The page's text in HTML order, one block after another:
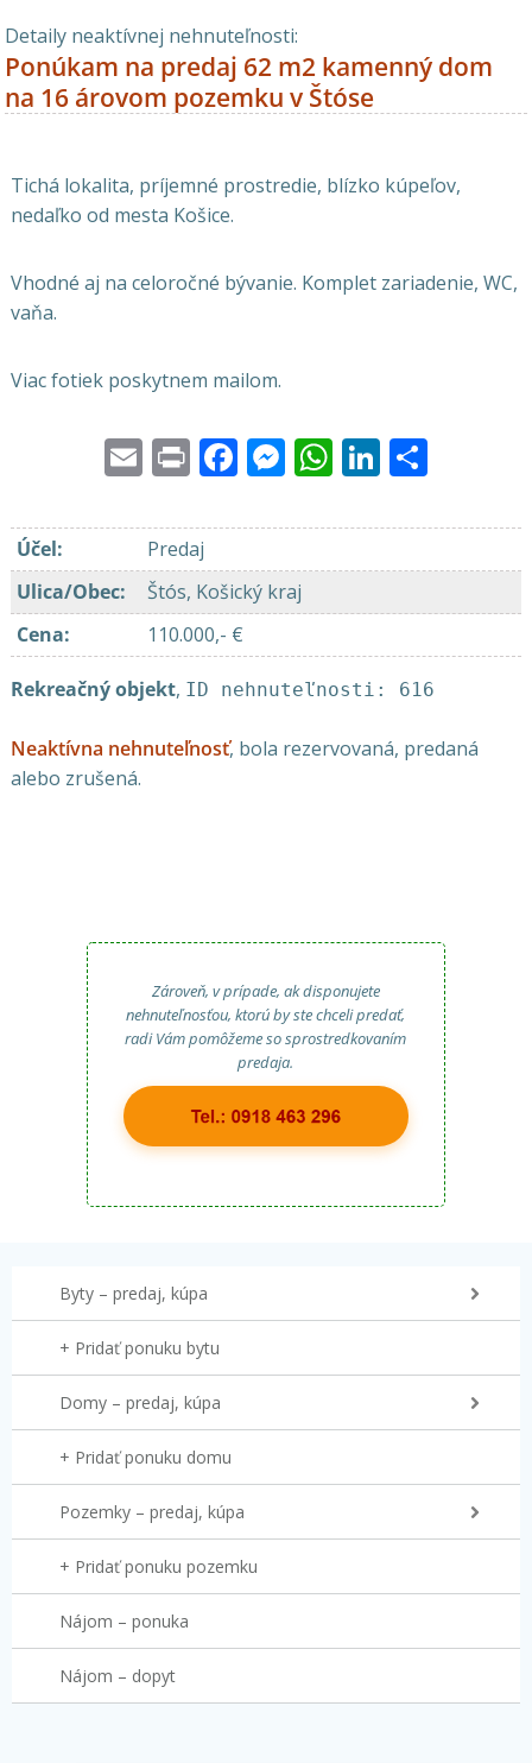
Detaily neaktívnej nehnuteľnosti:
Ponúkam na predaj 62 m2 kamenný dom
na 16 árovom pozemku v Štóse
Tichá lokalita, príjemné prostredie, blízko kúpeľov,
nedaľko od mesta Košice.
Vhodné aj na celoročné bývanie. Komplet zariadenie, WC,
vaňa.
Viac fotiek poskytnem mailom.
EmailPrintFacebook
Messenger
WhatsApp
LinkedIn
Účel:
Predaj
Ulica/Obec:
Štós, Košický kraj
Cena: 110.000,- €
Rekreačný objekt, ID nehnuteľnosti: 616
Neaktívna nehnuteľnosť, bola rezervovaná, predaná
alebo zrušená.
Zároveň, v prípade, ak disponujete
nehnuteľnosťou, ktorú by ste chceli predať,
radi Vám pomôžeme so sprostredkovaním
predaja.
Byty – predaj, kúpa
+ Pridať ponuku bytu
Domy – predaj, kúpa
+ Pridať ponuku domu
Pozemky – predaj, kúpa
+ Pridať ponuku pozemku
Nájom – ponuka
Nájom – dopyt